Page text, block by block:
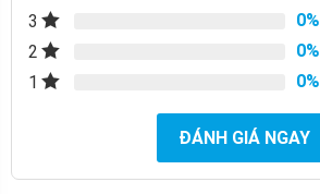
3
0%
2
0%
1
0%
ĐÁNH GIÁ NGAY